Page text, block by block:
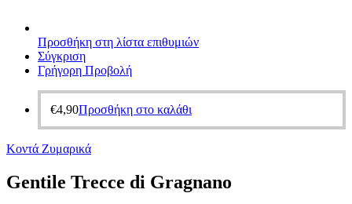
Προσθήκη στη λίστα επιθυμιών
Σύγκριση
Γρήγορη Προβολή
€4,90Προσθήκη στο καλάθι
Κοντά Ζυμαρικά
Gentile Trecce di Gragnano